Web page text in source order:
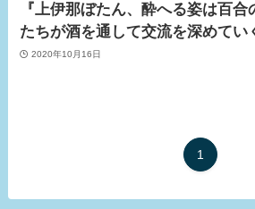
『上伊那ぼたん、酔へる姿は百
たちが酒を通して交流を深めてい
2020年10月16日
1